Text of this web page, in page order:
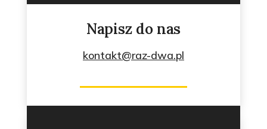
Napisz do nas
kontakt@raz-dwa.pl